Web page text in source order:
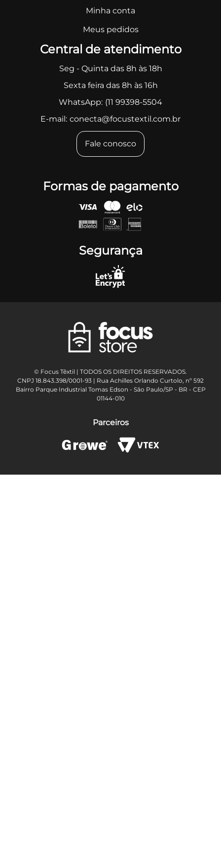
Minha conta
Meus pedidos
Central de atendimento
Seg - Quinta das 8h às 18h
Sexta feira das 8h às 16h
WhatsApp: (11 99398-5504
E-mail: conecta@focustextil.com.br
Fale conosco
Formas de pagamento
Segurança
© Focus Têxtil | TODOS OS DIREITOS RESERVADOS.
CNPJ 18.843.398/0001-93 | Rua Achilles Orlando Curtolo, nº 592
Bairro Parque Industrial Tomas Edson - São Paulo/SP - BR - CEP
01144-010
Parceiros